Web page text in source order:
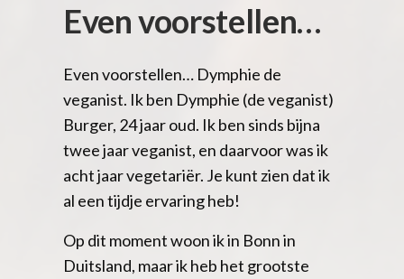
Even voorstellen…
Even voorstellen… Dymphie de
veganist. Ik ben Dymphie (de veganist)
Burger, 24 jaar oud. Ik ben sinds bijna
twee jaar veganist, en daarvoor was ik
acht jaar vegetariër. Je kunt zien dat ik
al een tijdje ervaring heb!
Op dit moment woon ik in Bonn in
Duitsland, maar ik heb het grootste